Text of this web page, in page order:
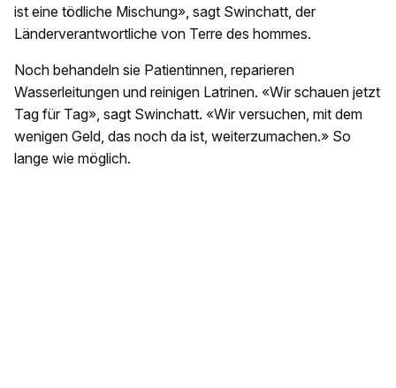
ist eine tödliche Mischung», sagt Swinchatt, der
Länderverantwortliche von Terre des hommes.
Noch behandeln sie Patientinnen, reparieren
Wasserleitungen und reinigen Latrinen. «Wir schauen jetzt
Tag für Tag», sagt Swinchatt. «Wir versuchen, mit dem
wenigen Geld, das noch da ist, weiterzumachen.» So
lange wie möglich.